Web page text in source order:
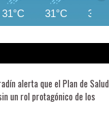
31°C 31°C 30°C
alerta que el Plan de Salud
un rol protagónico de los